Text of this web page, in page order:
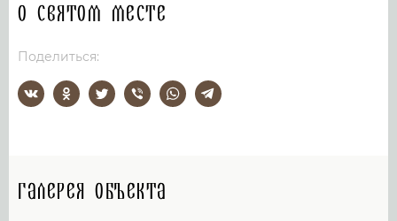
О святом месте
Поделиться:
Галерея объекта